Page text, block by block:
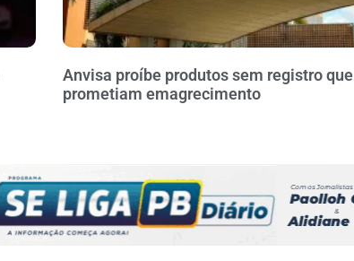
Anvisa proíbe produtos sem registro que
prometiam emagrecimento